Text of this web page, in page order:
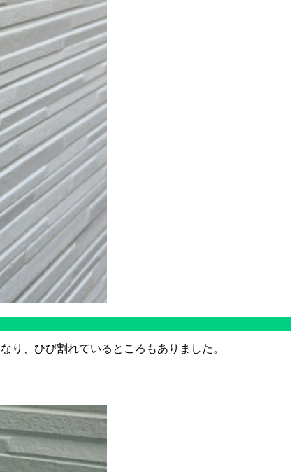
り、ひび割れているところもありました。